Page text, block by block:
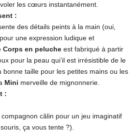
les cœurs instantanément.
:
des détails peints à la main (oui,
une expression ludique et
Corps en peluche est fabriqué à partir
pour la peau qui’il est irrésistible de le
bonne taille pour les petites mains ou les
​Mini​ ​ merveille de mignonnerie.
:
compagnon câlin pour un jeu imaginatif
ça vous tente ?).